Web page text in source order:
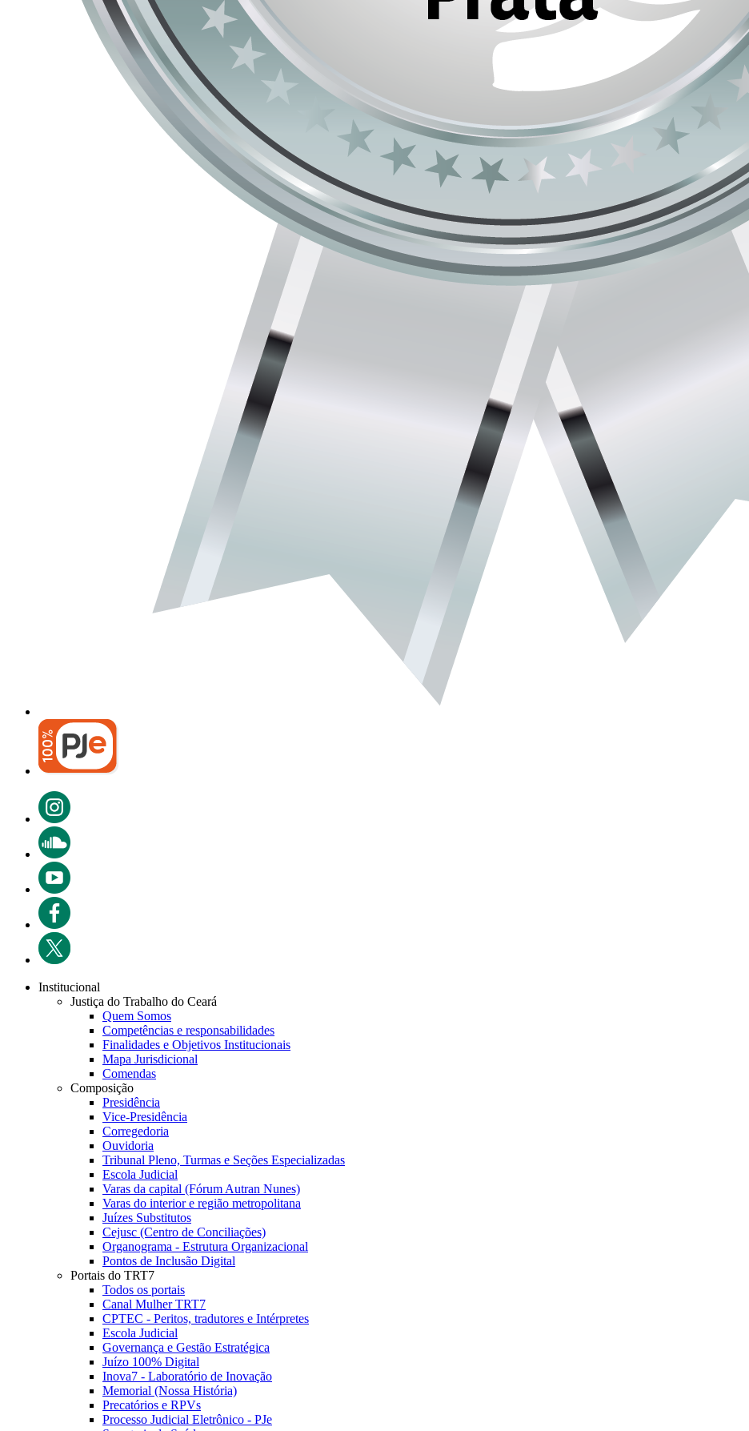
Institucional
Justiça do Trabalho do Ceará
Quem Somos
Competências e responsabilidades
Finalidades e Objetivos Institucionais
Mapa Jurisdicional
Comendas
Composição
Presidência
Vice-Presidência
Corregedoria
Ouvidoria
Tribunal Pleno, Turmas e Seções Especializadas
Escola Judicial
Varas da capital (Fórum Autran Nunes)
Varas do interior e região metropolitana
Juízes Substitutos
Cejusc (Centro de Conciliações)
Organograma - Estrutura Organizacional
Pontos de Inclusão Digital
Portais do TRT7
Todos os portais
Canal Mulher TRT7
CPTEC - Peritos, tradutores e Intérpretes
Escola Judicial
Governança e Gestão Estratégica
Juízo 100% Digital
Inova7 - Laboratório de Inovação
Memorial (Nossa História)
Precatórios e RPVs
Processo Judicial Eletrônico - PJe